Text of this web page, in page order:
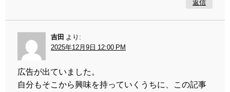
返信
吉田
より:
2025年12月9日 12:00 PM
広告が出ていました。
自分もそこから興味を持っていくうちに、この記事